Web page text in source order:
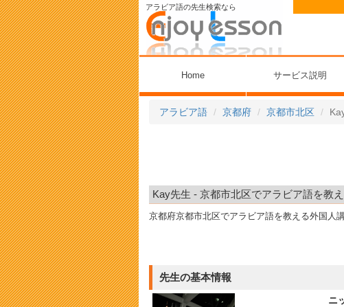
アラビア語の先生検索なら
Home サービス説明
アラビア語 京都府 京都市北区
Kay先生 - 京都市北区でアラビア語を教
京都府京都市北区でアラビア語を教える外国人
先生の基本情報
ニ